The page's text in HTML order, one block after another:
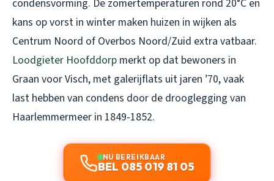
condensvorming. De zomertemperaturen rond 20°C en
kans op vorst in winter maken huizen in wijken als
Centrum Noord of Overbos Noord/Zuid extra vatbaar.
Loodgieter Hoofddorp merkt op dat bewoners in
Graan voor Visch, met galerijflats uit jaren ’70, vaak
last hebben van condens door de drooglegging van
Haarlemmermeer in 1849-1852.
NU BEREIKBAAR
BEL 085 019 81 05